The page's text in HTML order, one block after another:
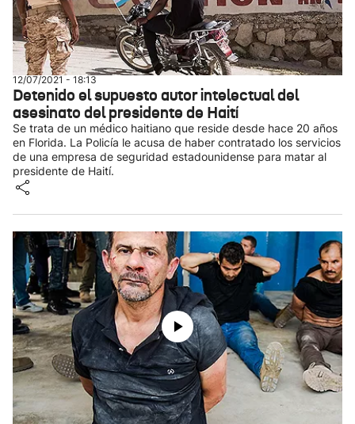
12/07/2021 - 18:13
Detenido el supuesto autor intelectual del
asesinato del presidente de Haití
Se trata de un médico haitiano que reside desde hace 20 años
en Florida. La Policía le acusa de haber contratado los servicios
de una empresa de seguridad estadounidense para matar al
presidente de Haití.